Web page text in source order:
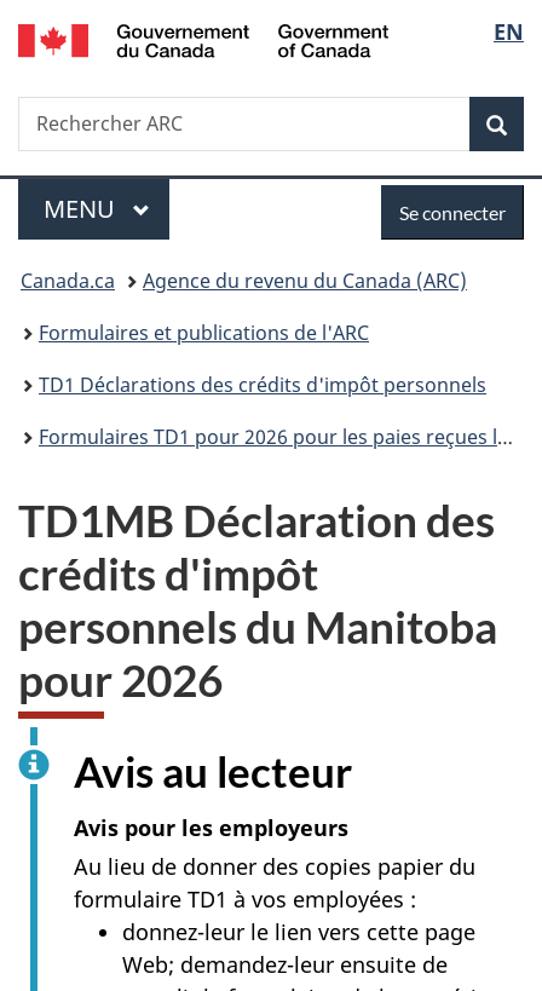
Passer
au
Passer
à
du
Passer
à
simplifiée
de
la
EN
Recherche
Rechercher
ARC
Menu
MENU PRINCIPAL
connecter
Se connecter
Vous
êtes
ici :
Canada.ca
Agence du revenu du Canada (ARC)
Formulaires et publications de l'ARC
TD1 Déclarations des crédits d'impôt personnels
Formulaires TD1 pour 2026 pour les paies reçues le 1er janvier 2026 ou après
TD1MB Déclaration des
crédits d'impôt
personnels du Manitoba
pour 2026
Avis au lecteur
Avis pour les employeurs
Au lieu de donner des copies papier du
formulaire TD1 à vos employées :
donnez-leur le lien vers cette page
Web; demandez-leur ensuite de